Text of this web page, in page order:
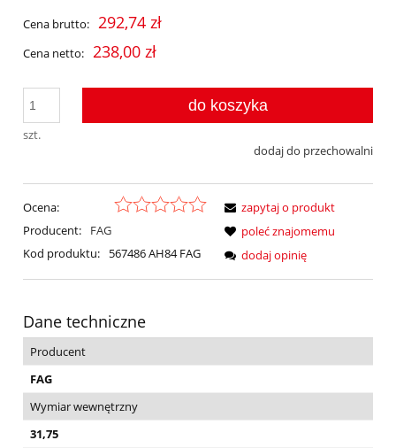
Cena brutto: 292,74 zł
Cena netto: 238,00 zł
szt.
do koszyka
dodaj do przechowalni
Ocena:
Producent:
FAG
Kod produktu:
567486 AH84 FAG
zapytaj o produkt
poleć znajomemu
dodaj opinię
Dane techniczne
Producent
FAG
Wymiar wewnętrzny
31,75